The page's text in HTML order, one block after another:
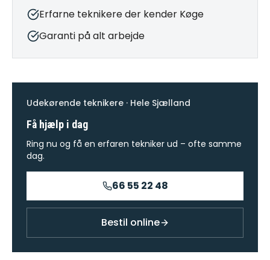
Erfarne teknikere der kender Køge
Garanti på alt arbejde
Udekørende teknikere · Hele Sjælland
Få hjælp i dag
Ring nu og få en erfaren tekniker ud – ofte samme
dag.
66 55 22 48
Bestil online